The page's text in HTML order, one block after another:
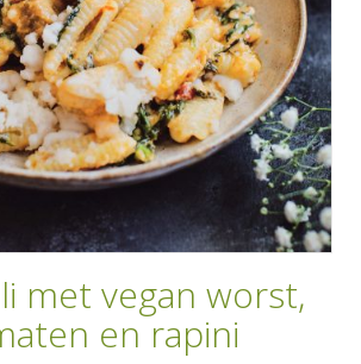
KOOKBOEKEN
met vegan worst,
en rapini